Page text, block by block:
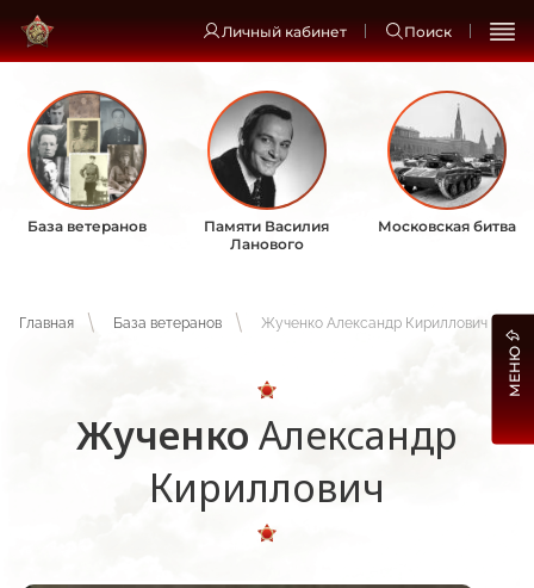
Личный кабинет Поиск
База ветеранов
Памяти Василия
Ланового
Московская битва
Главная База ветеранов Жученко Александр Кириллович
Жученко Александр
Кириллович
МЕНЮ